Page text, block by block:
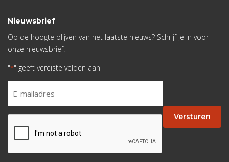
Nieuwsbrief
Op de hoogte blijven van het laatste nieuws? Schrijf je in voor
onze nieuwsbrief!
"*" geeft vereiste velden aan
mailadres
* Versturen